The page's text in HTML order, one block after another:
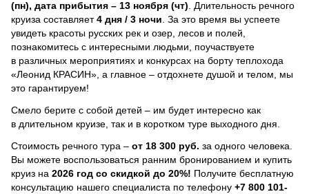
(пн), дата прибытия – 13 ноября (чт) . Длительность речного
круиза составляет4 дня / 3 ночи За это время вы успеете
увидеть красоты русских рек и озер, лесов и полей,
познакомитесь с интересными людьми, поучаствуете
в различных мероприятиях и конкурсах на борту теплохода
«Леонид КРАСИН», а главное – отдохнете душой и телом, мы
это гарантируем!
Смело берите с собой детей – им будет интересно как
в длительном круизе, так и в коротком туре выходного дня.
Стоимость речного тура – от 18 300 руб. за одного человека.
Вы можете воспользоваться ранним бронированием и купить
круиз на 2026 год со скидкой до 20%! Получите бесплатную
консультацию нашего специалиста по телефону +7 800 101-